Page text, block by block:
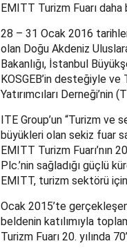
EMITT Turizm Fuarı
28 – 31 Ocak 2016
olan Doğu Akdeniz
Bakanlığı, İstanbul
KOSGEB’in desteğiyle
Yatırımcıları Derneği’nin
ITE Group’un “Turizm ve
büyükleri olan sekiz fuar
EMITT Turizm Fuarı’nın
Plc.’nin sağladığı güçlü
EMITT, turizm sektörü
Ocak 2015’te
beldenin katılımıyla
Turizm Fuarı 20. yılında